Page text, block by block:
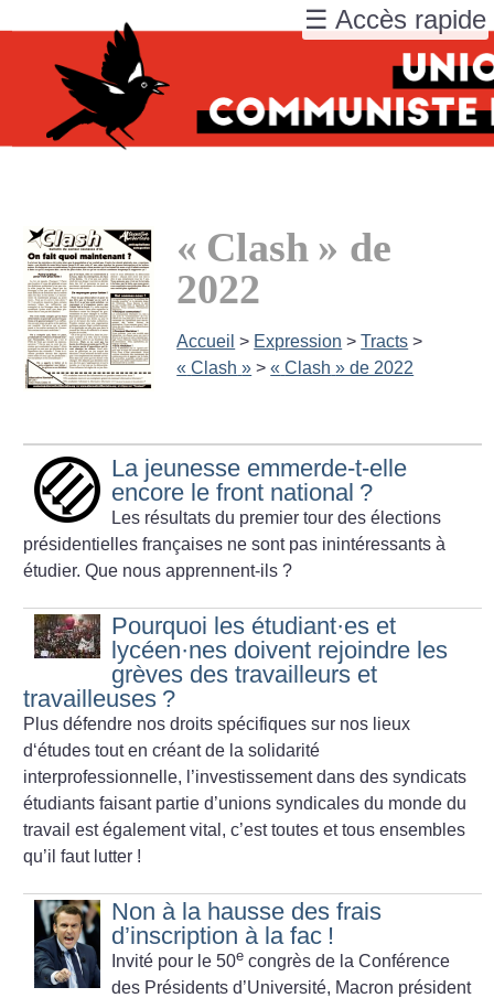
« Clash » de
2022
Accueil > Expression >Tracts >
« Clash » >« Clash » de 2022
La jeunesse emmerde-t-elle
encore le front national ?
Les résultats du premier tour des élections
présidentielles françaises ne sont pas inintéressants à
étudier. Que nous apprennent-ils ?
Pourquoi les étudiant·es et
lycéen·nes doivent rejoindre les
grèves des travailleurs et
travailleuses ?
Plus défendre nos droits spécifiques sur nos lieux
d‘études tout en créant de la solidarité
interprofessionnelle, l’investissement dans des syndicats
étudiants faisant partie d’unions syndicales du monde du
travail est également vital, c’est toutes et tous ensembles
qu’il faut lutter !
Non à la hausse des frais
d’inscription à la fac !
Invité pour le 50e congrès de la Conférence
des Présidents d’Université, Macron président
☰ Accès rapide